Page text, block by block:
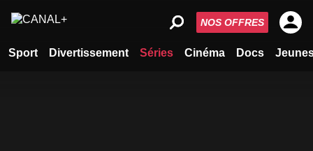
Sport Divertissement Séries Cinéma Docs
NOS OFFRES